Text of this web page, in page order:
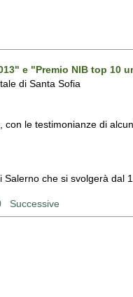
e "Premio NIB top 10
di Santa Sofia
le testimonianze di
che si svolgerà dal
Successive